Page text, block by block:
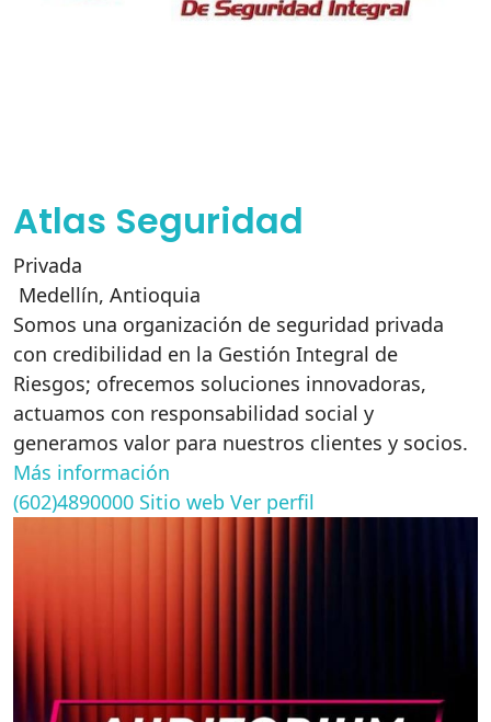
Atlas Seguridad
Privada
Medellín, Antioquia
Somos una organización de seguridad privada
con credibilidad en la Gestión Integral de
Riesgos; ofrecemos soluciones innovadoras,
actuamos con responsabilidad social y
generamos valor para nuestros clientes y socios.
Más información
(602)4890000 Sitio web Ver perfil